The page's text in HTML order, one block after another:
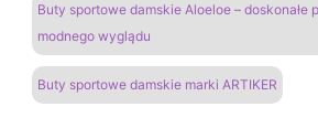
Buty sportowe damskie Aloeloe – doskonałe
modnego wyglądu
Buty sportowe damskie marki ARTIKER